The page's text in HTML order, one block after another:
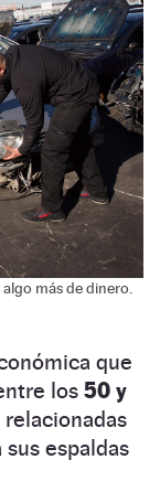
más de dinero.
que
los 50 y
sus espaldas